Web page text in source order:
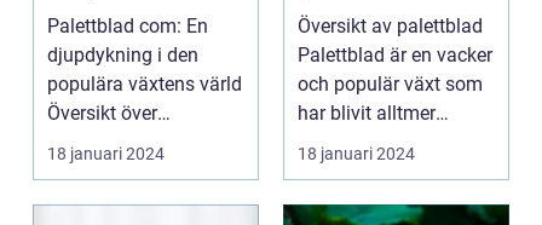
com]
Palettblad com: En
djupdykning i den
populära växtens värld
Översikt över
palettblad com
Palettbl...
18 januari 2024
lyckas med denna
populära växt
Översikt av palettblad
Palettblad är en vacker
och populär växt som
har blivit alltmer
populär blan...
18 januari 2024